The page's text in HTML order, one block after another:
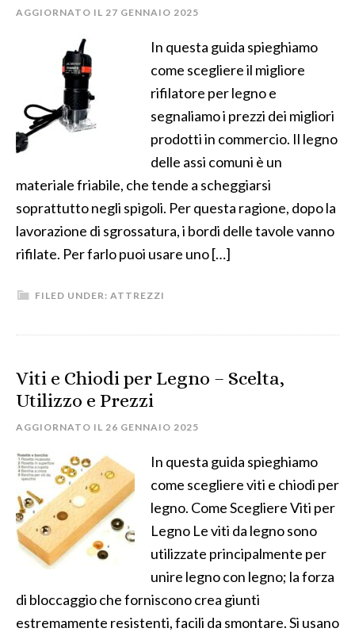
AGGIORNATO IL 27 GENNAIO 2025
In questa guida spieghiamo
come scegliere il migliore
rifilatore per legno e
segnaliamo i prezzi dei migliori
prodotti in commercio. Il legno
delle assi comuni è un
materiale friabile, che tende a scheggiarsi
soprattutto negli spigoli. Per questa ragione, dopo la
lavorazione di sgrossatura, i bordi delle tavole vanno
rifilate. Per farlo puoi usare uno […]
FILED UNDER: ATTREZZI
Viti e Chiodi per Legno – Scelta,
Utilizzo e Prezzi
AGGIORNATO IL 26 GENNAIO 2025
In questa guida spieghiamo
come scegliere viti e chiodi per
legno. Come Scegliere Viti per
Legno Le viti da legno sono
utilizzate principalmente per
unire legno con legno; la forza
di bloccaggio che forniscono crea giunti
estremamente resistenti, facili da smontare. Si usano